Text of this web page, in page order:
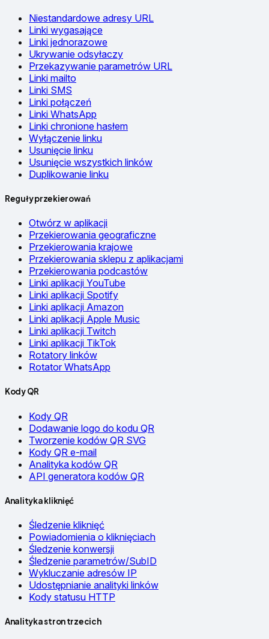
Niestandardowe adresy URL
Linki wygasające
Linki jednorazowe
Ukrywanie odsyłaczy
Przekazywanie parametrów URL
Linki mailto
Linki SMS
Linki połączeń
Linki WhatsApp
Linki chronione hasłem
Wyłączenie linku
Usunięcie linku
Usunięcie wszystkich linków
Duplikowanie linku
Reguły przekierowań
Otwórz w aplikacji
Przekierowania geograficzne
Przekierowania krajowe
Przekierowania sklepu z aplikacjami
Przekierowania podcastów
Linki aplikacji YouTube
Linki aplikacji Spotify
Linki aplikacji Amazon
Linki aplikacji Apple Music
Linki aplikacji Twitch
Linki aplikacji TikTok
Rotatory linków
Rotator WhatsApp
Kody QR
Kody QR
Dodawanie logo do kodu QR
Tworzenie kodów QR SVG
Kody QR e-mail
Analityka kodów QR
API generatora kodów QR
Analityka kliknięć
Śledzenie kliknięć
Powiadomienia o kliknięciach
Śledzenie konwersji
Śledzenie parametrów/SubID
Wykluczanie adresów IP
Udostępnianie analityki linków
Kody statusu HTTP
Analityka stron trzecich